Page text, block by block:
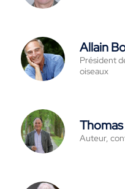
Allain
Président
oiseaux
Auteur,